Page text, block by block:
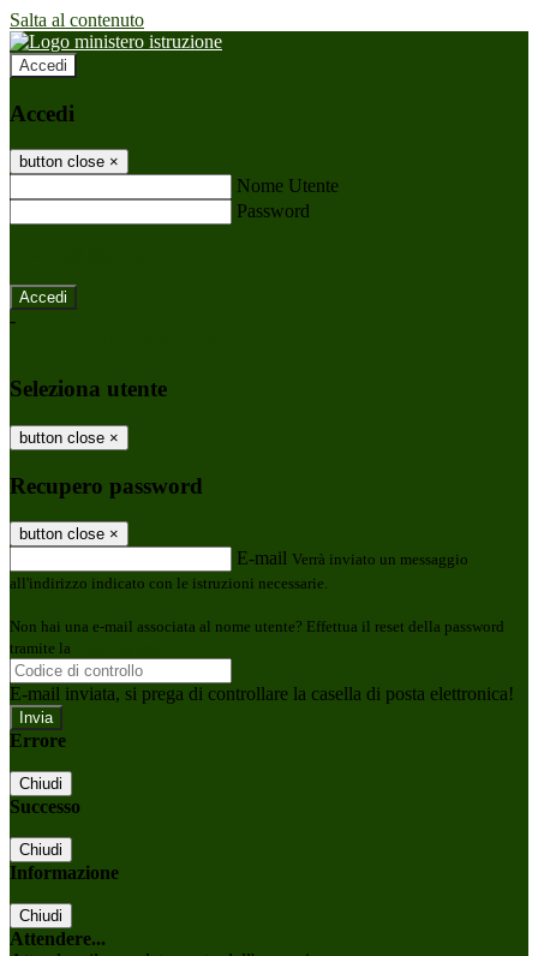
Salta al contenuto
Accedi
Accedi
button close ×
Nome Utente
Password
-
Seleziona utente
button close ×
Recupero password
button close ×
E-mail Verrà inviato un messaggio
all'indirizzo indicato con le istruzioni necessarie.
Non hai una e-mail associata al nome utente? Effettua il reset della password
tramite la
E-mail inviata, si prega di controllare la casella di posta elettronica!
Errore
Chiudi
Successo
Chiudi
Informazione
Chiudi
Attendere...